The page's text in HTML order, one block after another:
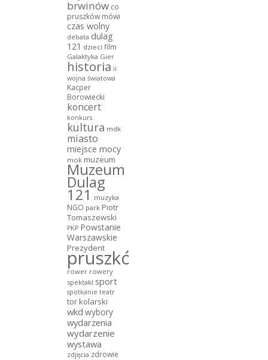
brwinów co
pruszków mówi
czas wolny
debata dulag
121 dzieci film
Galaktyka Gier
historia ii
wojna światowa
Kacper
Borowiecki
koncert
konkurs
kultura mdk
miasto
miejsce mocy
mok muzeum
Muzeum
Dulag
121 muzyka
NGO park Piotr
Tomaszewski
PKP Powstanie
Warszawskie
Prezydent
pruszków
rower rowery
spektakl sport
spotkanie teatr
tor kolarski
wkd wybory
wydarzenia
wydarzenie
wystawa
zdjęcia zdrowie